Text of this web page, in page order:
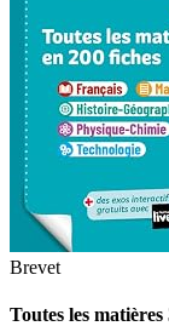
Brevet
Toutes les